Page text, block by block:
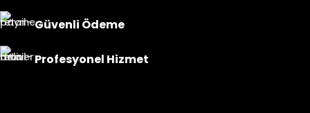
Güvenli Ödeme
Profesyonel Hizmet